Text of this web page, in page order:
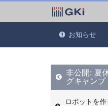
お知らせ
非公開: 夏
グキャンプ
ロボットを